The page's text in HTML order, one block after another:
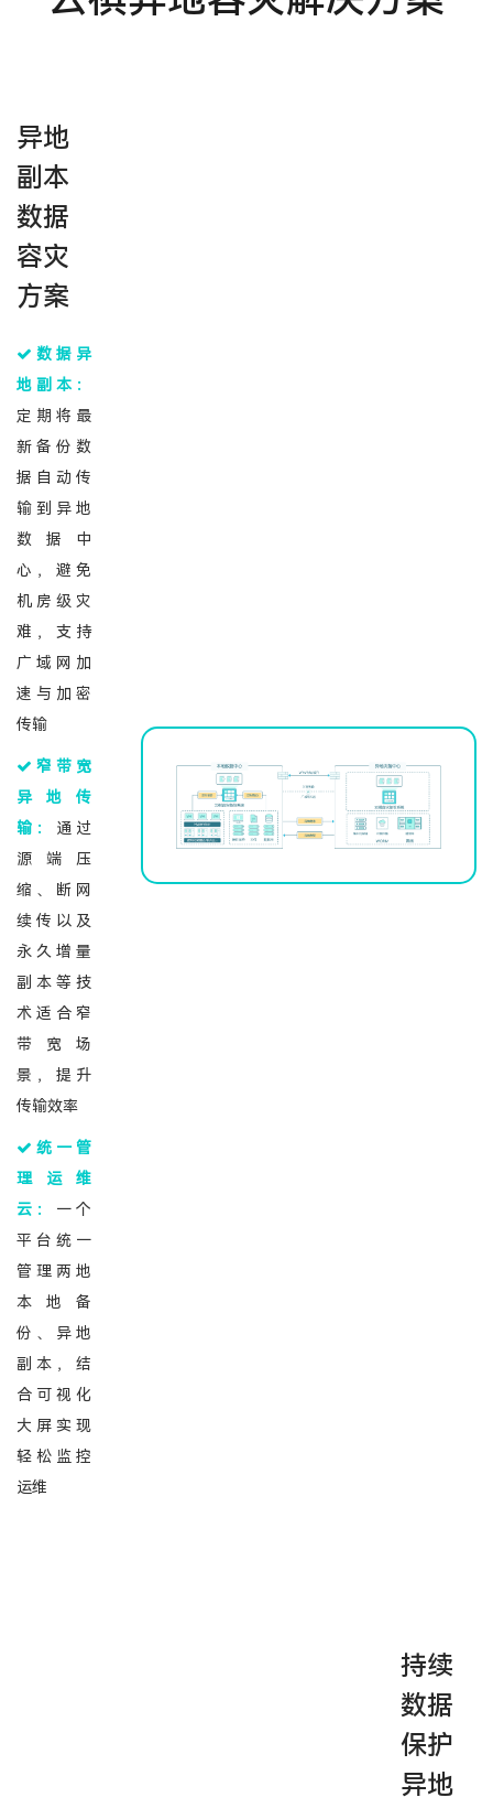
异地
副本
数据
容灾
方案
数据异
地副本：
定期将最
新备份数
据自动传
输到异地
数据中
心，避免
机房级灾
难，支持
广域网加
速与加密
传输
窄带宽
异地传
输： 通过
源端压
缩、断网
续传以及
永久增量
副本等技
术适合窄
带宽场
景，提升
传输效率
统一管
理运维
云： 一个
平台统一
管理两地
本地备
份、异地
副本，结
合可视化
大屏实现
轻松监控
运维
持续
数据
保护
异地